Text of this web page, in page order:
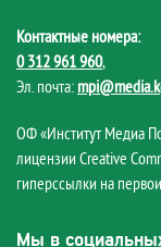
Контактные номера:
0 312 961 960,
Эл. почта:
ОФ «Институт Медиа
лицензии Creative
гиперссылки на
Мы в